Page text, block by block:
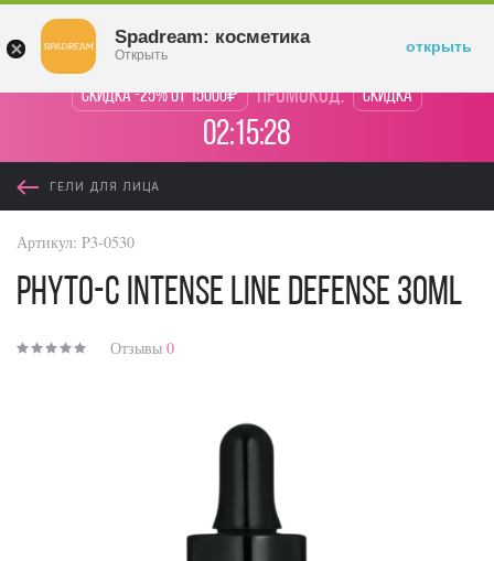
Скидка -25% от 15000₽ промокод: Скидка
02:15:28
ГЕЛИ ДЛЯ ЛИЦА
Артикул: P3-0530
PHYTO-C Intense Line Defense 30ml
Отзывы 0
Spadream: косметика
Открыть открыть